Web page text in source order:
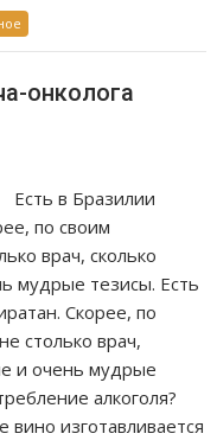
онколога
Есть в Бразилии
по своим
врач, сколько
мудрые тезисы. Есть
Скорее, по
столько врач,
и очень мудрые
алкоголя?
изготавливается